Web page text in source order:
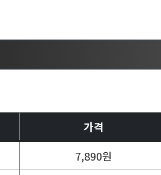
가격
7,890원